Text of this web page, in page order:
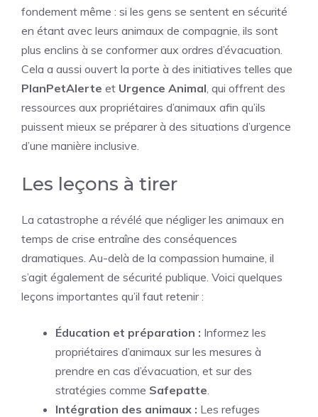
fondement même : si les gens se sentent en sécurité
en étant avec leurs animaux de compagnie, ils sont
plus enclins à se conformer aux ordres d’évacuation.
Cela a aussi ouvert la porte à des initiatives telles que
PlanPetAlerte et Urgence Animal, qui offrent des
ressources aux propriétaires d’animaux afin qu’ils
puissent mieux se préparer à des situations d’urgence
d’une manière inclusive.
Les leçons à tirer
La catastrophe a révélé que négliger les animaux en
temps de crise entraîne des conséquences
dramatiques. Au-delà de la compassion humaine, il
s’agit également de sécurité publique. Voici quelques
leçons importantes qu’il faut retenir :
Éducation et préparation : Informez les
propriétaires d’animaux sur les mesures à
prendre en cas d’évacuation, et sur des
stratégies comme Safepatte.
Intégration des animaux : Les refuges